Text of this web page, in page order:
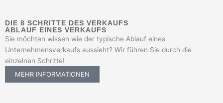
DIE 8 SCHRITTE DES VERKAUFS
ABLAUF EINES VERKAUFS
Sie möchten wissen wie der typische Ablauf eines
Unternehmensverkaufs aussieht? Wir führen Sie durch die
einzelnen Schritte!
MEHR INFORMATIONEN